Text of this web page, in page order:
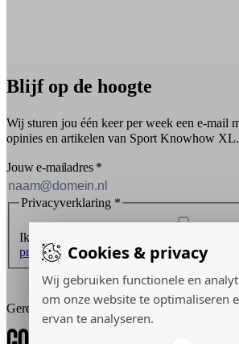
Cookies & privacy
Wij gebruiken functionele en
om onze website te optimaliseren
ervan te analyseren.
Blijf op de hoogte
Wij sturen jou één keer per week een e-mail
opinies en artikelen van Sport Knowhow XL.
Jouw e-mailadres *
Privacyverklaring *
Ik ontvang graag de nieuwsbrief en ga
privacyverklaring.
Inschrijven
Gerealiseerd door: